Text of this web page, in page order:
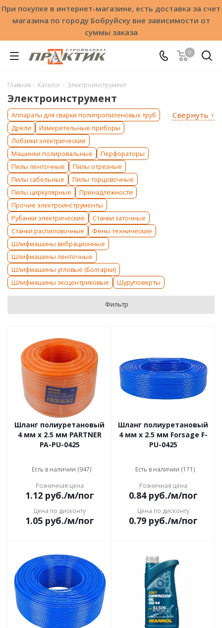
При покупке в интернет-магазине, есть доставка за счет
магазина по городу Бобруйску вне зависимости от
суммы заказа
0
Главная - Каталог - Электроинструмент
Электроинструмент
Свернуть ↑
Аппараты для сварки полипропиленовых труб
Дрели
Измерительные приборы
Лобзики электрические
Машинки полировальные
Перфораторы
Пилы ленточные
Пилы отрезные
Пилы сабельные
Пилы торцовочные
Пилы циркулярные
Принадлежности
Прочие электроинструменты
Рубанки электрические
Станки заточные
Станки распиловочные
Фены технические
Шлифмашины вибрационные
Шлифмашины ленточные
Шлифмашины угловые (Болгарки)
Шлифмашины эксцентриковые
Шуруповерты
Фильтр
Шланг полиуретановый
4 мм x 2.5 мм PARTNER
PA-PU-0425
Есть в наличии (947)
Розничная цена
1.12руб./м/пог
Цена по дисконту
1.05руб./м/пог
Шланг полиуретановый
4 мм x 2.5 мм Forsage F-
PU-0425
Есть в наличии (171)
Розничная цена
0.84руб./м/пог
Цена по дисконту
0.79руб./м/пог